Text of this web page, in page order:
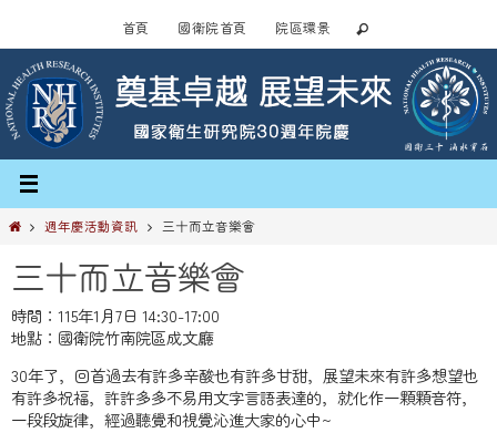
content
首頁 國衛院首頁 院區環景
Home週年慶活動資訊 三十而立音樂會
三十而立音樂會
時間：115年1月7日 14:30-17:00
地點：國衛院竹南院區成文廳
30年了，回首過去有許多辛酸也有許多甘甜，展望未來有許多想望也
有許多祝福，許許多多不易用文字言語表達的，就化作一顆顆音符，
一段段旋律，經過聽覺和視覺沁進大家的心中~